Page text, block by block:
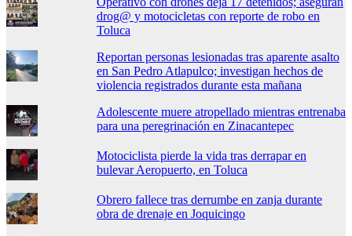
drog@ y motocicletas con reporte de robo en
Toluca
Reportan personas lesionadas tras aparente asalto
en San Pedro Atlapulco; investigan hechos de
violencia registrados durante esta mañana
Adolescente muere atropellado mientras entrenaba
para una peregrinación en Zinacantepec
Motociclista pierde la vida tras derrapar en
bulevar Aeropuerto, en Toluca
Obrero fallece tras derrumbe en zanja durante
obra de drenaje en Joquicingo